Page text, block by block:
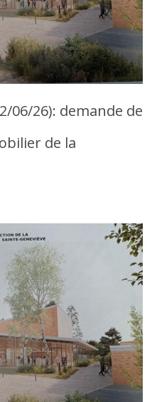
06/26): demande de
de la